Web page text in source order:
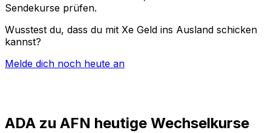
Sendekurse prüfen.
Wusstest du, dass du mit Xe Geld ins Ausland schicken
kannst?
Melde dich noch heute an
ADA zu AFN heutige Wechselkurse